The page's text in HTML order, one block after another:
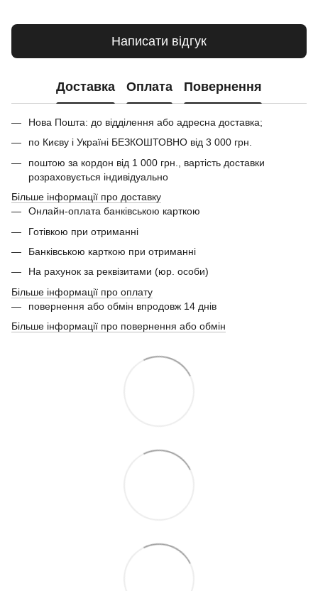
Написати відгук
Доставка Оплата Повернення
Нова Пошта: до відділення або адресна доставка;
по Києву і Україні БЕЗКОШТОВНО від 3 000 грн.
поштою за кордон від 1 000 грн., вартість доставки
розраховується індивідуально
Більше інформації про доставку
Онлайн-оплата банківською карткою
Готівкою при отриманні
Банківською карткою при отриманні
На рахунок за реквізитами (юр. особи)
Більше інформації про оплату
повернення або обмін впродовж 14 днів
Більше інформації про повернення або обмін